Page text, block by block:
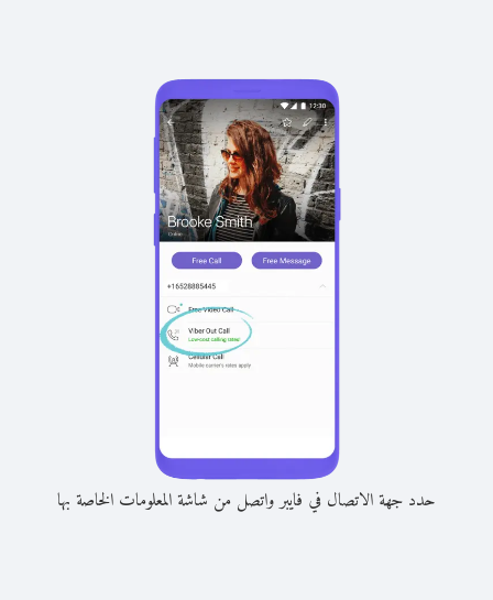
حدد جهة الاتصال في فايبر واتصل من شاشة المعلومات الخاصة بها